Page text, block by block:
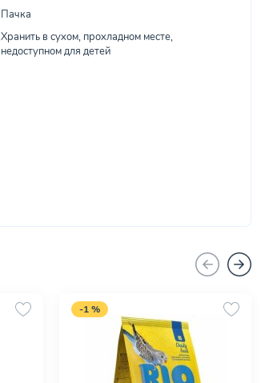
Пачка
Хранить в сухом, прохладном месте,
недоступном для детей
-1 %